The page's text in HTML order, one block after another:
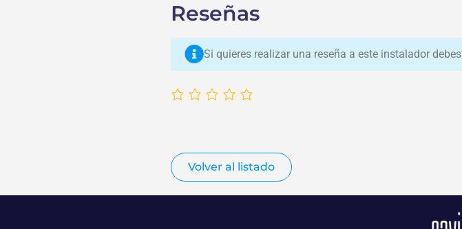
Reseñas
Si quieres realizar una reseña a este instalador debes
Volver al listado